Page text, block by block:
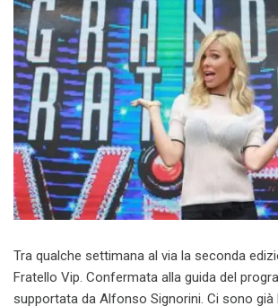
Tra qualche settimana al via la seconda
Fratello Vip. Confermata alla guida del
supportata da Alfonso Signorini. Ci sono già